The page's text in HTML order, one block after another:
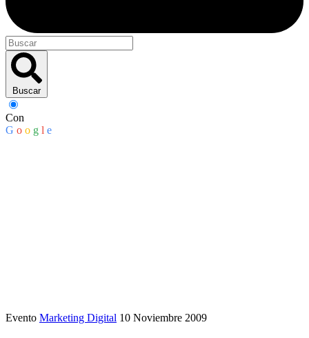
Buscar
Con
G o o g l e
Evento Marketing Digital 10 Noviembre 2009